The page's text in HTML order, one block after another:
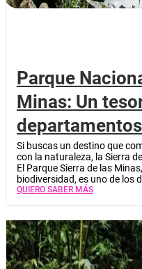
Parque
Minas: Un
Si buscas un destino que
con la naturaleza, la Sierra
El Parque Sierra de las
biodiversidad, es uno de los
QUIERO SABER MÁS